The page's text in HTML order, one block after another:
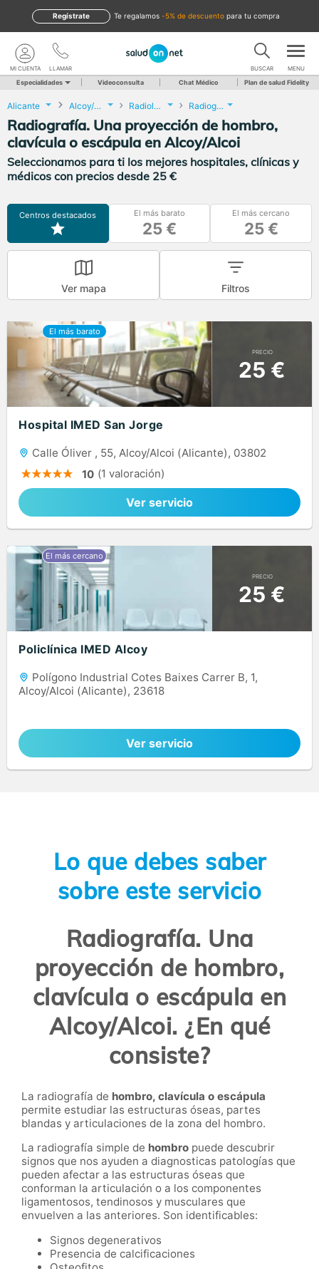
te regalamos -5% de descuento para tu compra
Regístrate
LLAMAR
MI CUENTA BUSCAR MENU
Especialidades Videoconsulta Chat Médico Plan de salud Fidelity
Alicante Alcoy/Alcoi Radiología Radiografía. Una proyección de hombro, clavícula o escápula
Radiografía. Una proyección de hombro,
clavícula o escápula en Alcoy/Alcoi
Seleccionamos para ti los mejores hospitales, clínicas y
médicos con precios desde 25 €
Centros destacados El más barato
25 €
El más cercano
25 €
Ver mapa Filtros
PRECIO
25 €
Hospital IMED San Jorge
Calle Óliver , 55, Alcoy/Alcoi (Alicante), 03802
10 (1 valoración)
Ver servicio
PRECIO
25 €
Policlínica IMED Alcoy
Polígono Industrial Cotes Baixes Carrer B, 1,
Alcoy/Alcoi (Alicante), 23618
Ver servicio
Lo que debes saber
sobre este servicio
Radiografía. Una
proyección de hombro,
clavícula o escápula en
Alcoy/Alcoi. ¿En qué
consiste?
La radiografía de hombro, clavícula o escápula
permite estudiar las estructuras óseas, partes
blandas y articulaciones de la zona del hombro.
La radiografía simple de hombro puede descubrir
signos que nos ayuden a diagnosticas patologías que
pueden afectar a las estructuras óseas que
conforman la articulación o a los componentes
ligamentosos, tendinosos y musculares que
envuelven a las anteriores. Son identificables:
Signos degenerativos
Presencia de calcificaciones